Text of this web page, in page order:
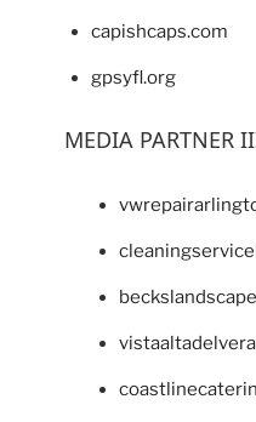
capishcaps.com
gpsyfl.org
MEDIA PARTNER